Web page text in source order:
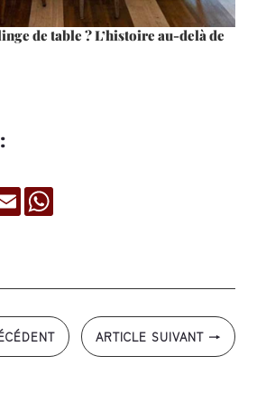
de table ? L’histoire au-delà de
Email WhatsApp
ARTICLE SUIVANT →